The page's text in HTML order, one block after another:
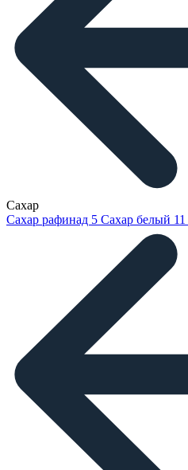
Сахар
Сахар рафинад 5 Сахар белый 11